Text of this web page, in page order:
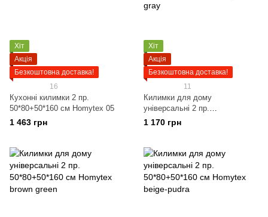
Хіт
Акція
Безкоштовна доставка!
16
Кухонні килимки 2 пр.
50*80+50*160 см Homytex 05
1 463 грн
Хіт
Акція
Безкоштовна доставка!
11
Килимки для дому
універсальні 2 пр.
50*80+50*160 см Homytex gray
1 170 грн